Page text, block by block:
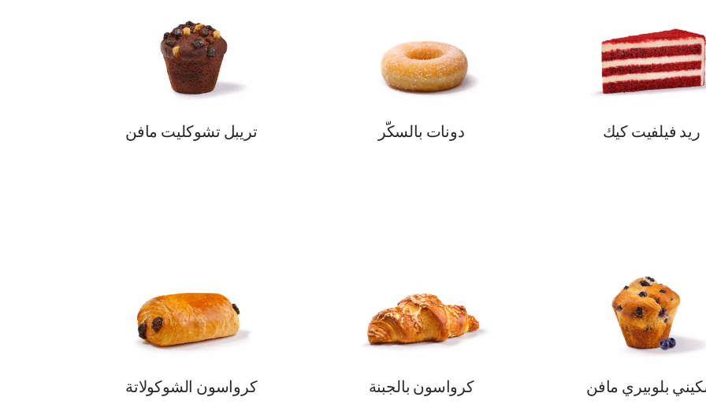
ريد فيلفيت كيك دونات بالسكّر تريبل تشوكليت مافن
بلوبيري مافن كرواسون بالجبنة كرواسون الشوكولاتة